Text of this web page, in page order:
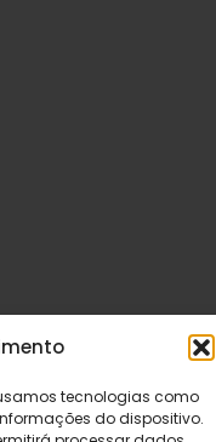
tecnologias como
do dispositivo.